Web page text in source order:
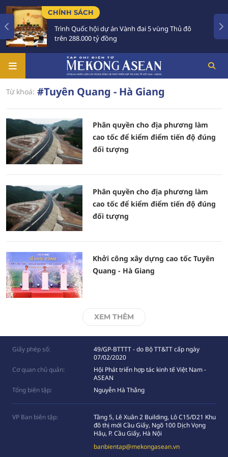
CHÍNH SÁCH
Trình Quốc hội dự án Vành đai 5 vùng Thủ đô
trên 288.000 tỷ đồng
Từ khoá: #Tuyên Quang - Hà Giang
Phân quyền cho địa phương làm
cao tốc để kiểm điểm tiến độ đúng
đối tượng
Phân quyền cho địa phương làm
cao tốc để kiểm điểm tiến độ đúng
đối tượng
Khởi công xây dựng cao tốc Tuyên
Quang - Hà Giang
XEM THÊM
Giấy phép số:
49/GP-BTTTT - do Bộ TT&TT cấp ngày
07/02/2020
Cơ quan chủ quản:
Hội Phát triển hợp tác kinh tế Việt Nam -
ASEAN
Tổng biên tập:
Nguyễn Hà Thắng
VP Ban biên tập:
Tầng 5, Lê Xuân 2 Building, Lô C15/D21 Khu
đô thị mới Cầu Giấy, Ngõ 100 Dịch Vọng
Hâụ, P. Cầu Giấy, Hà Nội
banbientap@mekongasean.vn